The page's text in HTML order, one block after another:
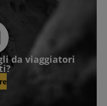
da viaggiatori